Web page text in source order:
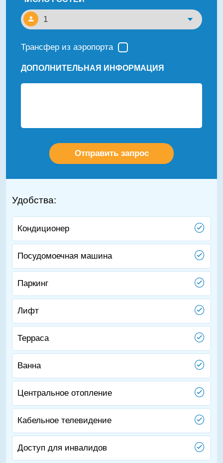
Трансфер из аэропорта
ДОПОЛНИТЕЛЬНАЯ ИНФОРМАЦИЯ
Удобства:
Кондиционер
Посудомоечная машина
Паркинг
Лифт
Терраса
Ванна
Центральное отопление
Кабельное телевидение
Доступ для инвалидов